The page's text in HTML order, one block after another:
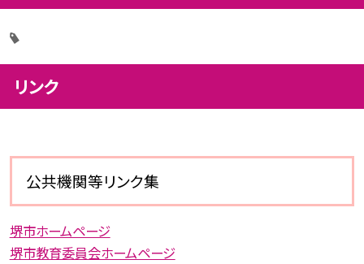
リンク
公共機関等リンク集
堺市ホームページ
堺市教育委員会ホームページ